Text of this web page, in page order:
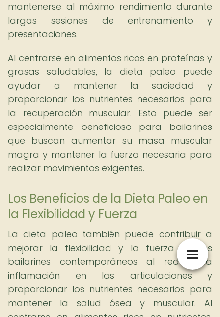
mantenerse al máximo rendimiento durante
largas sesiones de entrenamiento y
presentaciones.
Al centrarse en alimentos ricos en proteínas y
grasas saludables, la dieta paleo puede
ayudar a mantener la saciedad y
proporcionar los nutrientes necesarios para
la recuperación muscular. Esto puede ser
especialmente beneficioso para bailarines
que buscan aumentar su masa muscular
magra y mantener la fuerza necesaria para
realizar movimientos exigentes.
Los Beneficios de la Dieta Paleo en
la Flexibilidad y Fuerza
La dieta paleo también puede contribuir a
mejorar la flexibilidad y la fuerza de los
bailarines contemporáneos al reducir la
inflamación en las articulaciones y
proporcionar los nutrientes necesarios para
mantener la salud ósea y muscular. Al